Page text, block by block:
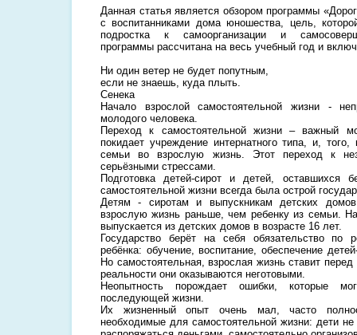
Данная статья является обзором программы
с воспитанниками дома юношества, цель,
подростка к самоорганизации и
программы рассчитана на весь учебный год и
Ни один ветер не будет попутным,
если не знаешь, куда плыть.
Сенека
Начало взрослой самостоятельной жизни -
молодого человека.
Переход к самостоятельной жизни – важный
покидает учреждение интернатного типа, и, того,
семьи во взрослую жизнь. Этот переход к
серьёзными стрессами.
Подготовка детей-сирот и детей, оставшихся
самостоятельной жизни всегда была острой
Детям - сиротам и выпускникам детских
взрослую жизнь раньше, чем ребенку из семьи.
выпускается из детских домов в возрасте 16 лет.
Государство берёт на себя обязательство по
ребёнка: обучение, воспитание, обеспечение
Но самостоятельная, взрослая жизнь ставит
реальности они оказываются неготовыми.
Неопытность порождает ошибки, которые
последующей жизни.
Их жизненный опыт очень мал, часто
необходимые для самостоятельной жизни: дети